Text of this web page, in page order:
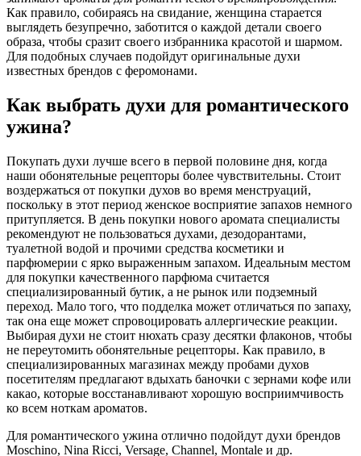
Как правило, собираясь на свидание, женщина старается
выглядеть безупречно, заботится о каждой детали своего
образа, чтобы сразит своего избранника красотой и шармом.
Для подобных случаев подойдут оригинальные духи
известных брендов с феромонами.
Как выбрать духи для романтического
ужина?
Покупать духи лучше всего в первой половине дня, когда
наши обонятельные рецепторы более чувствительны. Стоит
воздержаться от покупки духов во время менструаций,
поскольку в этот период женское восприятие запахов немного
притупляется. В день покупки нового аромата специалисты
рекомендуют не пользоваться духами, дезодорантами,
туалетной водой и прочими средства косметики и
парфюмерии с ярко выраженным запахом. Идеальным местом
для покупки качественного парфюма считается
специализированный бутик, а не рынок или подземный
переход. Мало того, что подделка может отличаться по запаху,
так она еще может спровоцировать аллергические реакции.
Выбирая духи не стоит нюхать сразу десятки флаконов, чтобы
не переутомить обонятельные рецепторы. Как правило, в
специализированных магазинах между пробами духов
посетителям предлагают вдыхать баночки с зернами кофе или
какао, которые восстанавливают хорошую восприимчивость
ко всем ноткам ароматов.
Для романтического ужина отлично подойдут духи брендов
Moschino, Nina Ricci, Versage, Channel, Montale и др.